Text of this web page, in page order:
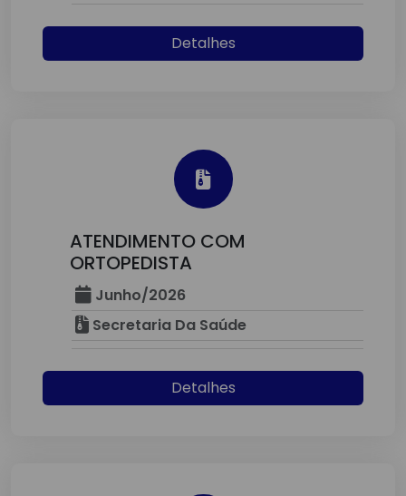
Detalhes
ATENDIMENTO COM
ORTOPEDISTA
Junho/2026
Secretaria Da Saúde
Detalhes